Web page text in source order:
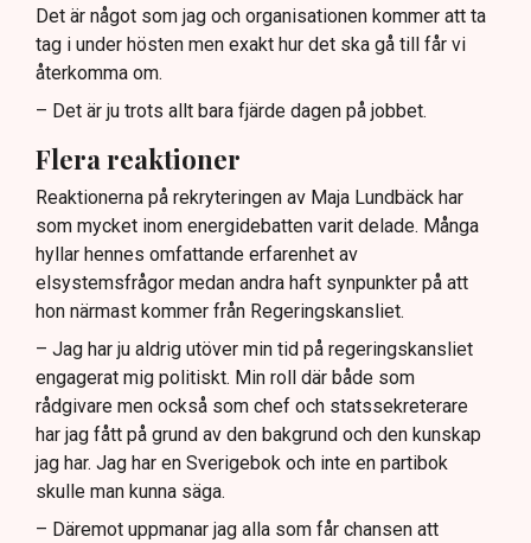
Det är något som jag och organisationen kommer att ta
tag i under hösten men exakt hur det ska gå till får vi
återkomma om.
– Det är ju trots allt bara fjärde dagen på jobbet.
Flera reaktioner
Reaktionerna på rekryteringen av Maja Lundbäck har
som mycket inom energidebatten varit delade. Många
hyllar hennes omfattande erfarenhet av
elsystemsfrågor medan andra haft synpunkter på att
hon närmast kommer från Regeringskansliet.
– Jag har ju aldrig utöver min tid på regeringskansliet
engagerat mig politiskt. Min roll där både som
rådgivare men också som chef och statssekreterare
har jag fått på grund av den bakgrund och den kunskap
jag har. Jag har en Sverigebok och inte en partibok
skulle man kunna säga.
– Däremot uppmanar jag alla som får chansen att